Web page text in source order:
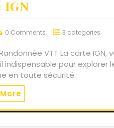
IGN
0 Comments 3 categories
VTT La carte IGN,
pour explorer
en toute sécurité.